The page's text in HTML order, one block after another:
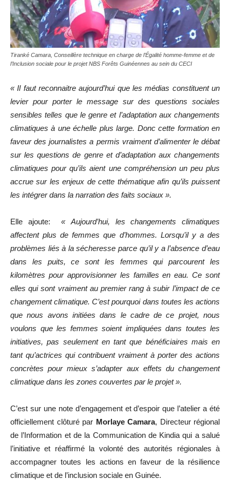
Tiranké Camara, Conseillère technique en charge de l’Égalité homme-femme et de
l’Inclusion sociale pour le projet NBS Forêts Guinéennes au sein du CECI
« Il faut reconnaitre aujourd’hui que les médias constituent un
levier pour porter le message sur des questions sociales
sensibles telles que le genre et l’adaptation aux changements
climatiques à une échelle plus large. Donc cette formation en
faveur des journalistes a permis vraiment d’alimenter le débat
sur les questions de genre et d’adaptation aux changements
climatiques pour qu’ils aient une compréhension un peu plus
accrue sur les enjeux de cette thématique afin qu’ils puissent
les intégrer dans la narration des faits sociaux ».
Elle ajoute:« Aujourd’hui, les changements climatiques
affectent plus de femmes que d’hommes. Lorsqu’il y a des
problèmes liés à la sécheresse parce qu’il y a l’absence d’eau
dans les puits, ce sont les femmes qui parcourent les
kilomètres pour approvisionner les familles en eau. Ce sont
elles qui sont vraiment au premier rang à subir l’impact de ce
changement climatique. C’est pourquoi dans toutes les actions
que nous avons initiées dans le cadre de ce projet, nous
voulons que les femmes soient impliquées dans toutes les
initiatives, pas seulement en tant que bénéficiaires mais en
tant qu’actrices qui contribuent vraiment à porter des actions
concrètes pour mieux s’adapter aux effets du changement
climatique dans les zones couvertes par le projet ».
C’est sur une note d’engagement et d’espoir que l’atelier a été
officiellement clôturé par Morlaye Camara, Directeur régional
de l’Information et de la Communication de Kindia qui a salué
l’initiative et réaffirmé la volonté des autorités régionales à
accompagner toutes les actions en faveur de la résilience
climatique et de l’inclusion sociale en Guinée.